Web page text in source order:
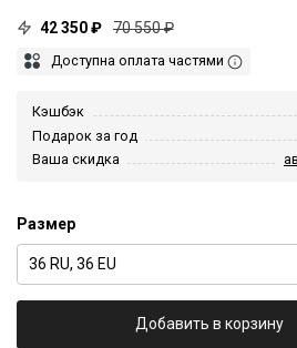
42 350 ₽ 70 550 ₽
Доступна оплата частями
Кэшбэк
Подарок за год
Ваша скидка
Размер
36 RU, 36 EU
Добавить в корзину